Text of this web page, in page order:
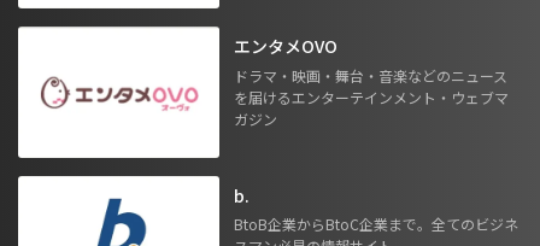
エンタメOVO
ドラマ・映画・舞台・音楽などのニュース
を届けるエンターテインメント・ウェブマ
ガジン
b.
BtoB企業からBtoC企業まで。全てのビジネ